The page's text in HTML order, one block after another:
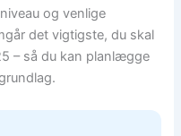
og venlige
det vigtigste, du skal
– så du kan planlægge